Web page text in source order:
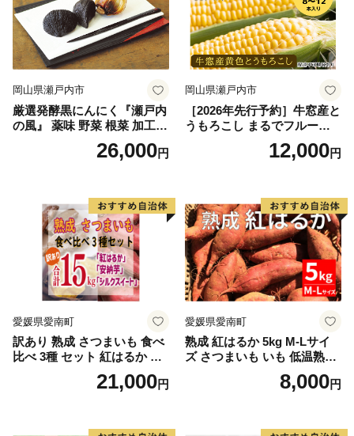
岡山県瀬戸内市
厳選発酵黒にんにく『瀬戸内
の風』 薬味 野菜 根菜 加工食
26,000円
岡山県瀬戸内市
［2026年先行予約］牛窓産と
うもろこし まるでフルー
ツ！最高糖度25度超え 生で
甘い、茹でて美味い！ 黄色
野菜
12,000円
愛媛県愛南町
訳あり 熟成 さつまいも 食べ
比べ 3種 セット 紅はるか 安
納芋 シルクスイート 合計 15
kg サイズ混合 サツマイモ 焼
芋 ほしいも スイートポテト
21,000円
愛媛県愛南町
熟成 紅はるか 5kg M-Lサイ
ズ さつまいも いも 低温熟成
完全熟成収穫 甘い 糖度 焼き
芋 やきいも スイートポテト
8,000円